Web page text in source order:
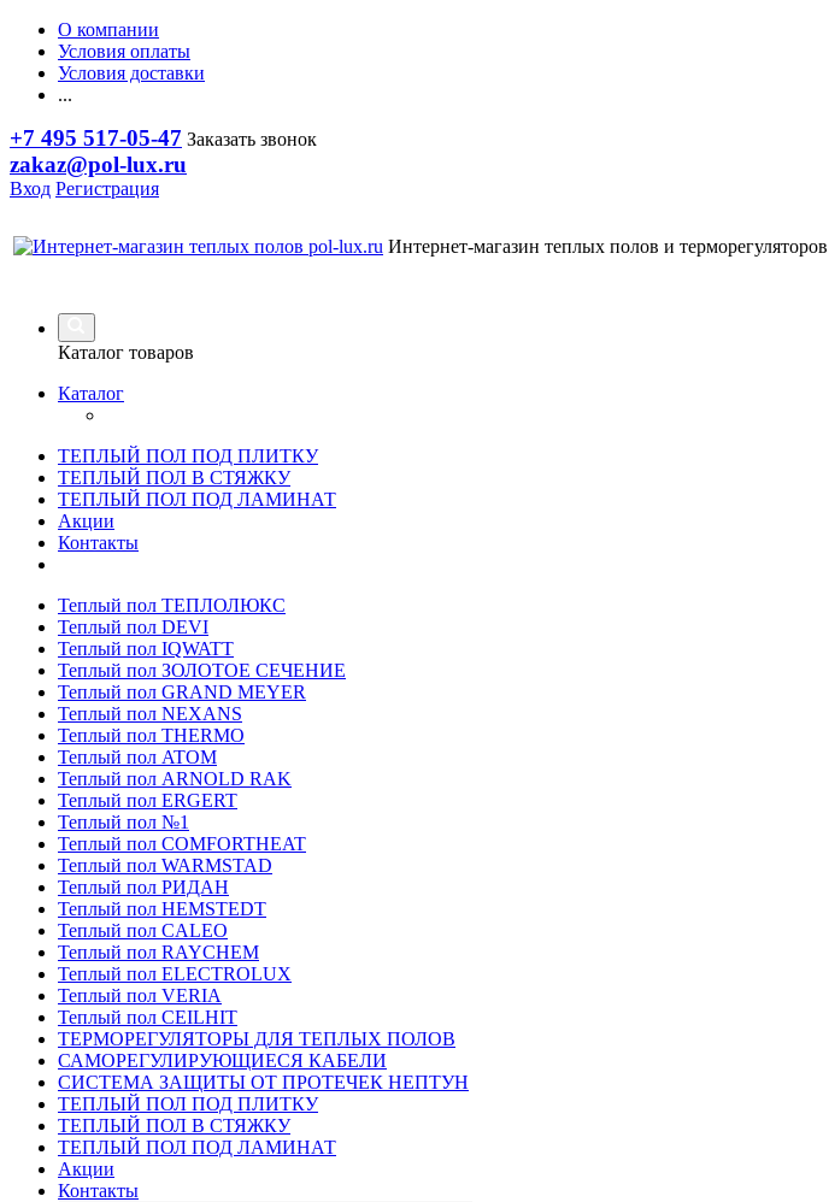
О компании
Условия оплаты
Условия доставки
...
+7 495 517-05-47 Заказать звонок
zakaz@pol-lux.ru
Вход Регистрация
Интернет-магазин теплых полов и терморегуляторов
Каталог товаров
Каталог
ТЕПЛЫЙ ПОЛ ПОД ПЛИТКУ
ТЕПЛЫЙ ПОЛ В СТЯЖКУ
ТЕПЛЫЙ ПОЛ ПОД ЛАМИНАТ
Акции
Контакты
Теплый пол ТЕПЛОЛЮКС
Теплый пол DEVI
Теплый пол IQWATT
Теплый пол ЗОЛОТОЕ СЕЧЕНИЕ
Теплый пол GRAND MEYER
Теплый пол NEXANS
Теплый пол THERMO
Теплый пол ATOM
Теплый пол ARNOLD RAK
Теплый пол ERGERT
Теплый пол №1
Теплый пол COMFORTHEAT
Теплый пол WARMSTAD
Теплый пол РИДАН
Теплый пол HEMSTEDT
Теплый пол CALEO
Теплый пол RAYCHEM
Теплый пол ELECTROLUX
Теплый пол VERIA
Теплый пол CEILHIT
ТЕРМОРЕГУЛЯТОРЫ ДЛЯ ТЕПЛЫХ ПОЛОВ
САМОРЕГУЛИРУЮЩИЕСЯ КАБЕЛИ
СИСТЕМА ЗАЩИТЫ ОТ ПРОТЕЧЕК НЕПТУН
ТЕПЛЫЙ ПОЛ ПОД ПЛИТКУ
ТЕПЛЫЙ ПОЛ В СТЯЖКУ
ТЕПЛЫЙ ПОЛ ПОД ЛАМИНАТ
Акции
Контакты